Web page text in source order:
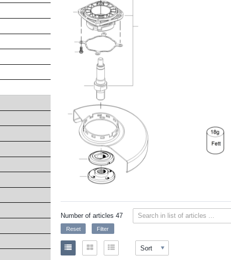
Number of articles47
Sort